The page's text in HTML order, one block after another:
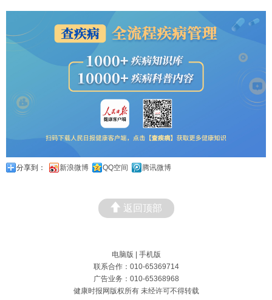
分享到： 新浪微博 QQ空间 腾讯微博
返回顶部
电脑版
手机版
联系合作：010-65369714
广告业务：010-65368968
健康时报网版权所有 未经许可不得转载